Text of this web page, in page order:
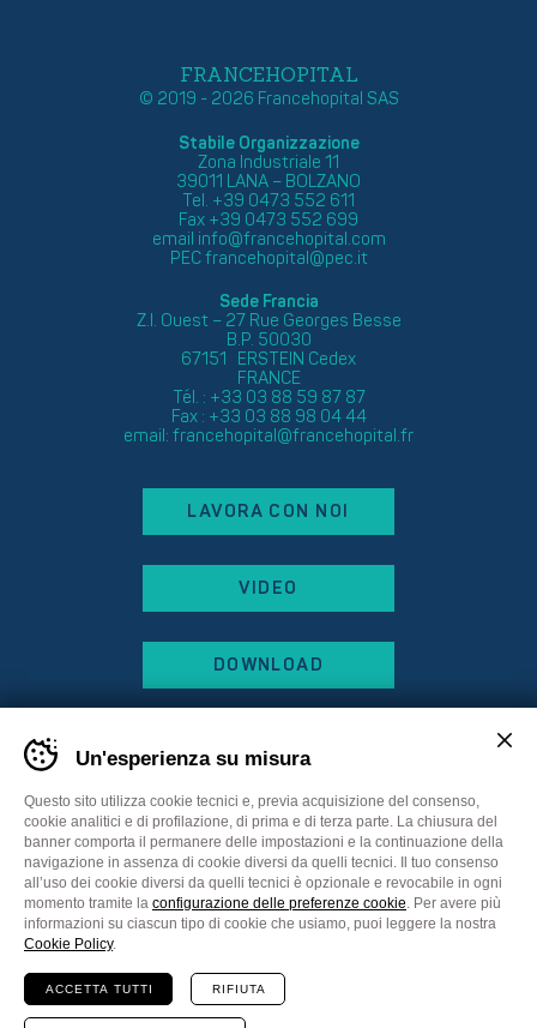
FRANCEHOPITAL
© 2019 - 2026 Francehopital SAS
Stabile Organizzazione
Zona Industriale 11
39011 LANA – BOLZANO
Tel. +39 0473 552 611
Fax +39 0473 552 699
email info@francehopital.com
PECfrancehopital@pec.it
Sede Francia
Z.I. Ouest – 27 Rue Georges Besse
B.P. 50030
67151 ERSTEIN Cedex
FRANCE
Tél. : +33 03 88 59 87 87
Fax : +33 03 88 98 04 44
email: francehopital@francehopital.fr
LAVORA CON NOI
VIDEO
DOWNLOAD
Sitemap Privacy Policy
Cookie Policy
ComunicazionePlus Communications
Website
Un'esperienza su misura
Questo sito utilizza cookie tecnici e, previa acquisizione del consenso,
cookie analitici e di profilazione, di prima e di terza parte. La chiusura del
banner comporta il permanere delle impostazioni e la continuazione della
navigazione in assenza di cookie diversi da quelli tecnici. Il tuo consenso
all’uso dei cookie diversi da quelli tecnici è opzionale e revocabile in ogni
momento tramite la configurazione delle preferenze cookie. Per avere più
informazioni su ciascun tipo di cookie che usiamo, puoi leggere la nostra
Cookie Policy.
ACCETTA TUTTI RIFIUTA